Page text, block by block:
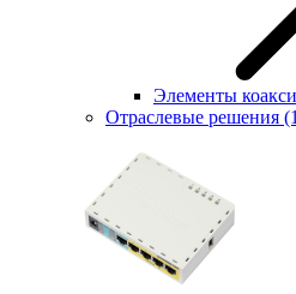
Элементы
Отраслевые решения